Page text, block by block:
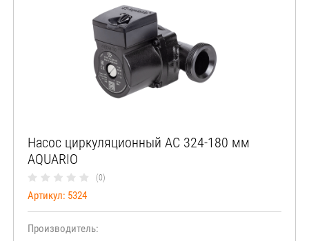
Насос циркуляционный АС 324-180 мм
AQUARIO
(0)
Артикул: 5324
Производитель: